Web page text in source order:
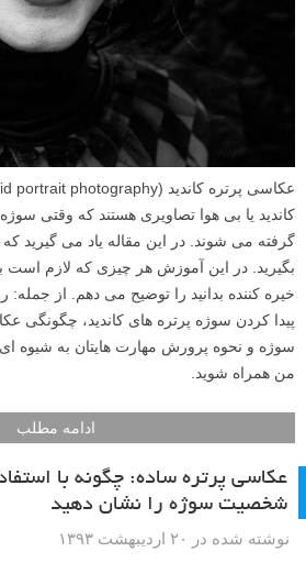
کاندید یا بی هوا تصاویری هستند که وقتی
گرفته می شوند. در این مقاله یاد می گیرید
بگیرید. در این آموزش هر چیزی که لازم است
خیره کننده بدانید را توضیح می دهم. از
پیدا کردن سوژه پرتره های کاندید، چگونگی
سوژه و نحوه پرورش مهارت هایتان به شیوه
من همراه شوید.
ادامه مطلب
عکاسی پرتره ساده: چگونه با
شخصیت سوژه را نشان دهید
نوشته شده در ۲۰ اردیبهشت ۱۳۹۳